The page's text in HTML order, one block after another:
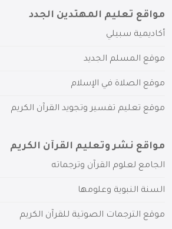
مواقع تعليم المهتدين الجدد
أكاديمية سبيلي
موقع المسلم الجديد
موقع الصلاة في الإسلام
موقع تعليم تفسير وتجويد القرآن الكريم
مواقع نشر وتعليم القرآن الكريم
الجامع لعلوم القرآن وترجماته
السنة النبوية وعلومها
موقع الترجمات الصوتية للقرآن الكريم